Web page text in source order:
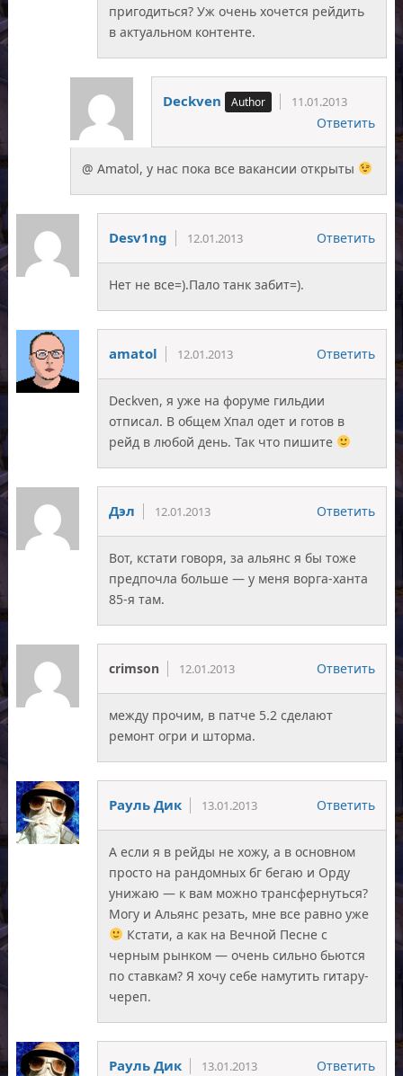
пригодиться? Уж очень хочется рейдить
в актуальном контенте.
Deckven 11.01.2013
Ответить
@ Amatol, у нас пока все вакансии открыты
Desv1ng 12.01.2013 Ответить
Нет не все=).Пало танк забит=).
amatol 12.01.2013 Ответить
Deckven, я уже на форуме гильдии
отписал. В общем Хпал одет и готов в
рейд в любой день. Так что пишите
Дэл 12.01.2013 Ответить
Вот, кстати говоря, за альянс я бы тоже
предпочла больше — у меня ворга-ханта
85-я там.
crimson 12.01.2013 Ответить
между прочим, в патче 5.2 сделают
ремонт огри и шторма.
Рауль Дик 13.01.2013 Ответить
А если я в рейды не хожу, а в основном
просто на рандомных бг бегаю и Орду
унижаю — к вам можно трансфернуться?
Могу и Альянс резать, мне все равно уже
Кстати, а как на Вечной Песне с
черным рынком — очень сильно бьются
по ставкам? Я хочу себе намутить гитару-
череп.
Рауль Дик 13.01.2013 Ответить